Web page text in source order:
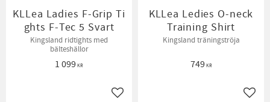
KLLea Ladies F-Grip Ti
ghts F-Tec 5 Svart
Kingsland ridtights med
bälteshällor
1 099KR
Lägg till i favoriter
KLLea Ledies O-neck
Training Shirt
Kingsland träningströja
749KR